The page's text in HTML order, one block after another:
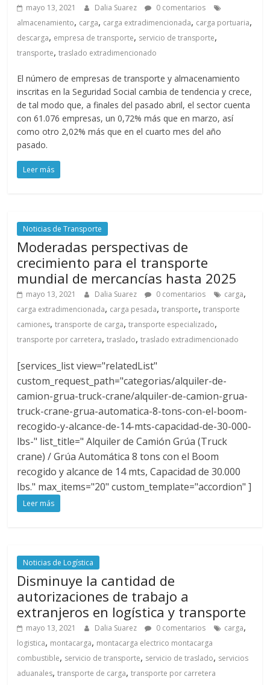
mayo 13, 2021 Dalia Suarez
0 comentarios
almacenamiento, carga, carga extradimencionada, carga portuaria,
descarga, empresa de transporte, servicio de transporte,
transporte,traslado extradimencionado
El número de empresas de transporte y almacenamiento
inscritas en la Seguridad Social cambia de tendencia y crece,
de tal modo que, a finales del pasado abril, el sector cuenta
con 61.076 empresas, un 0,72% más que en marzo, así
como otro 2,02% más que en el cuarto mes del año
pasado.
Leer más
Noticias de Transporte
Moderadas perspectivas de
crecimiento para el transporte
mundial de mercancías hasta 2025
mayo 13, 2021 Dalia Suarez 0 comentarios carga,
carga extradimencionada, carga pesada,transporte,transporte
camiones,transporte de carga,transporte especializado,
transporte por carretera,traslado,traslado extradimencionado
[services_list view="relatedList"
custom_request_path="categorias/alquiler-de-
camion-grua-truck-crane/alquiler-de-camion-grua-
truck-crane-grua-automatica-8-tons-con-el-boom-
recogido-y-alcance-de-14-mts-capacidad-de-30-000-
lbs-" list_title=" Alquiler de Camión Grúa (Truck
crane) / Grúa Automática 8 tons con el Boom
recogido y alcance de 14 mts, Capacidad de 30.000
lbs." max_items="20" custom_template="accordion" ]
Leer más
Noticias de Logística
Disminuye la cantidad de
autorizaciones de trabajo a
extranjeros en logística y transporte
mayo 13, 2021 Dalia Suarez 0 comentarios carga,
logistica, montacarga, montacarga electrico montacarga
combustible, servicio de transporte, servicio de traslado, servicios
aduanales,transporte de carga,transporte por carretera